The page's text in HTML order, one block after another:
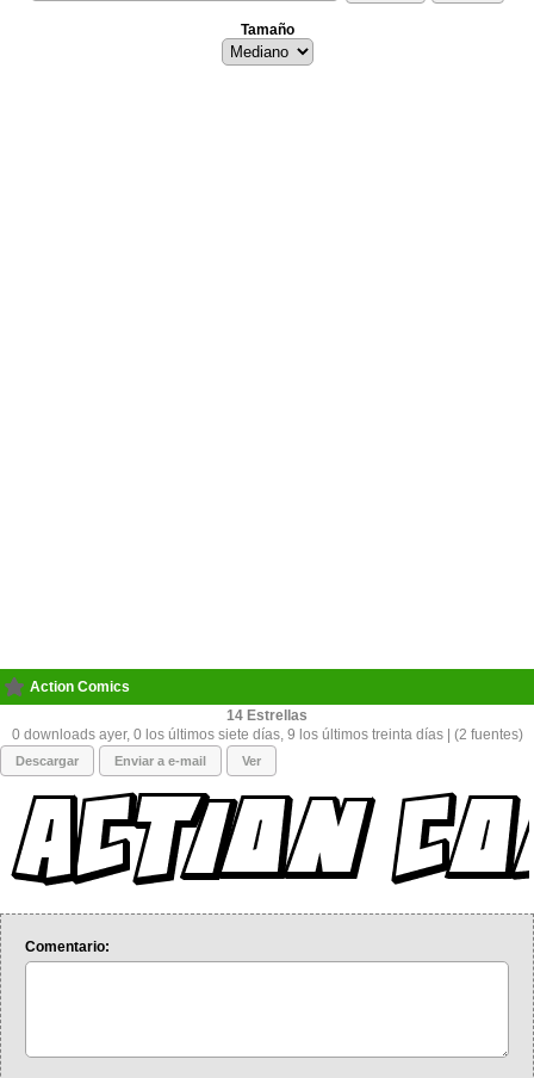
Tamaño
Action Comics
14
0 downloads ayer, 0 los últimos siete días, 9 los últimos treinta días | (2 fuentes)
Descargar Enviar a e-mail Ver
Comentario: